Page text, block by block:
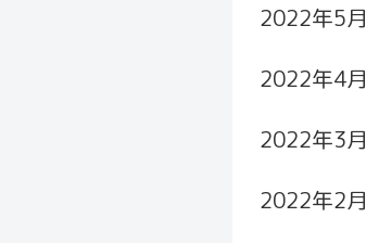
2022年5月
2022年4月
2022年3月
2022年2月